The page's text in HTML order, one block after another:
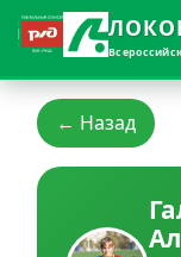
← Назад